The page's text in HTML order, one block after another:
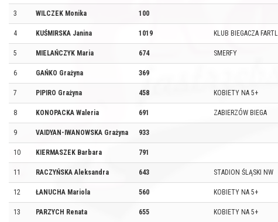
3 WILCZEK Monika 100
4 KUŚMIRSKA Janina 1019 KLUB BIEGACZA
5 MIELAŃCZYK Maria 674 SMERFY
6 GAŃKO Grażyna 369
7 PIPIRO Grażyna 458 KOBIETY NA 5+
8 KONOPACKA Waleria 691 ZABIERZÓW BIEGA
9 VAIDYAN-IWANOWSKA Grażyna 933
10 KIERMASZEK Barbara 791
11 RACZYŃSKA Aleksandra 643 STADION ŚLĄSKI NW
12 ŁANUCHA Mariola 560 KOBIETY NA 5+
13 PARZYCH Renata 655 KOBIETY NA 5+